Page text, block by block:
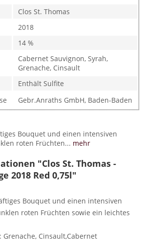
Clos St. Thomas
2018
14 %
Cabernet Sauvignon, Syrah,
Grenache, Cinsault
Enthält Sulfite
Gebr.Anraths GmbH, Baden-Baden
Bouquet und einen intensiven
roten Früchten... mehr
"Clos St. Thomas -
2018 Red 0,75l"
Bouquet und einen intensiven
roten Früchten sowie ein leichtes
Grenache, Cinsault,Cabernet